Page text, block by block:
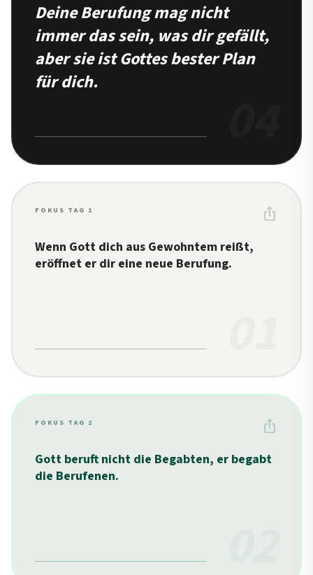
Deine Berufung mag nicht
immer das sein, was dir gefällt,
aber sie ist Gottes bester Plan
für dich.
FOKUS TAG 1 ios_share
Wenn Gott dich aus Gewohntem reißt,
eröffnet er dir eine neue Berufung.
FOKUS TAG 2 ios_share
Gott beruft nicht die Begabten, er begabt
die Berufenen.